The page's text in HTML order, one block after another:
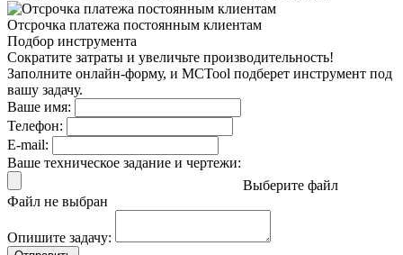
Отсрочка платежа постоянным клиентам
Подбор инструмента
Сократите затраты и увеличьте производительность!
Заполните онлайн-форму, и MCTool подберет инструмент под
вашу задачу.
Ваше имя:
Телефон:
E-mail:
Ваше техническое задание и чертежи:
Выберите файл
Файл не выбран
Опишите задачу: